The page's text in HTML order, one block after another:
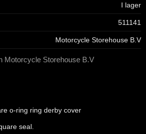
I lager
511141
Motorcycle Storehouse B.V
Motorcycle Storehouse B.V
o-ring ring derby cover
seal.